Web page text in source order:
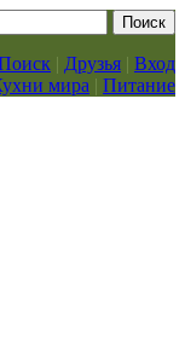
| Друзья | Вход
мира | Питание